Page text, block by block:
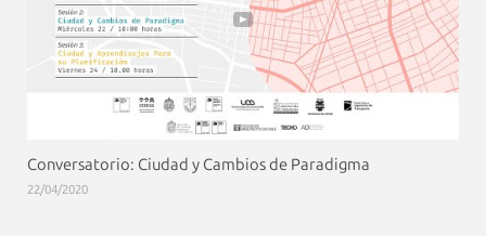
Conversatorio: Ciudad y Cambios de Paradigma
22/04/2020